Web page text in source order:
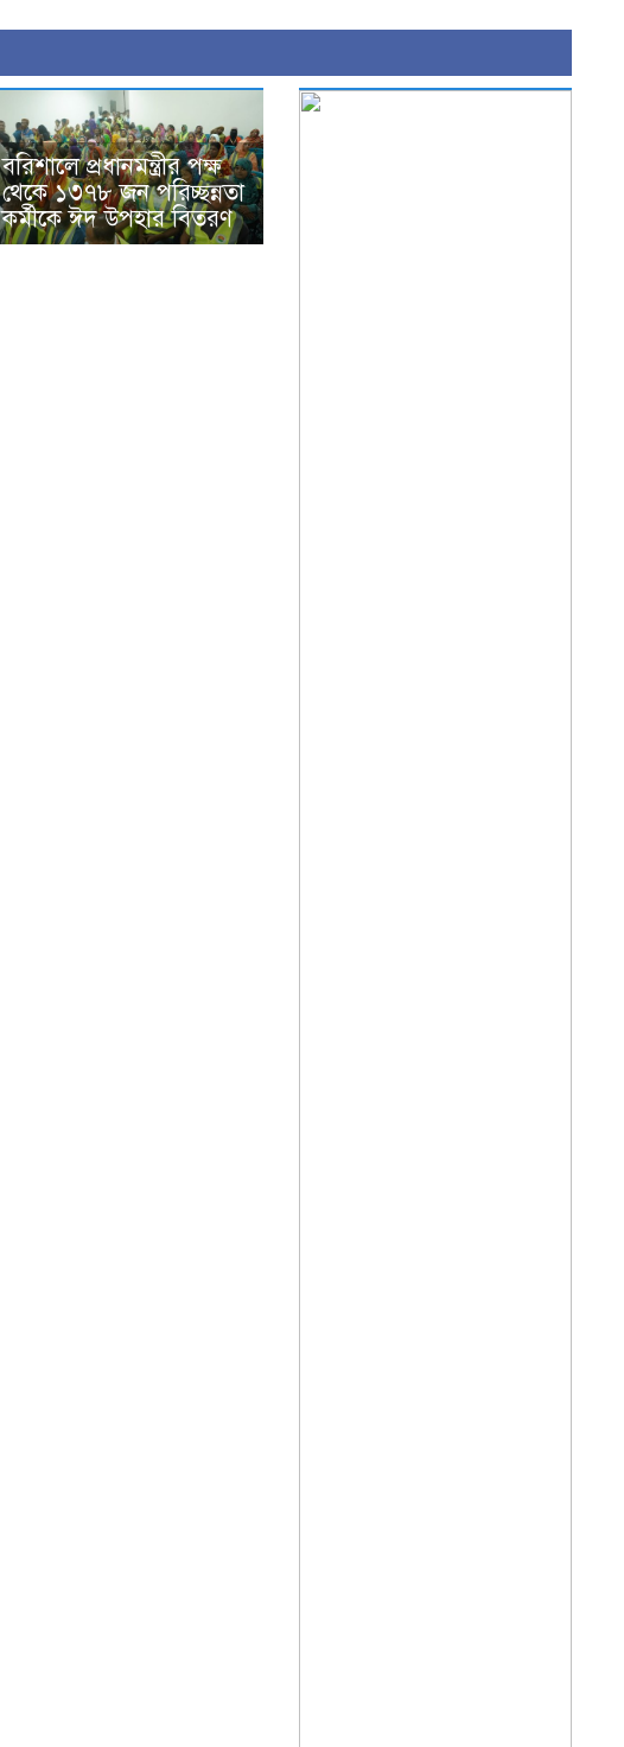
বরিশালে প্রধানমন্ত্রীর পক্ষ
থেকে ১৩৭৮ জন পরিচ্ছন্নতা
কর্মীকে ঈদ উপহার বিতরণ